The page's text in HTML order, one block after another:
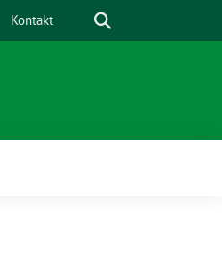
Kontakt Suche